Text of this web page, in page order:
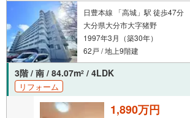
日豊本線 「高城」駅 徒歩47分
大分県大分市大字猪野
1997年3月（築30年）
62戸 / 地上9階建
3階 / 南 / 84.07m2 / 4LDK
リフォーム
1,890万円